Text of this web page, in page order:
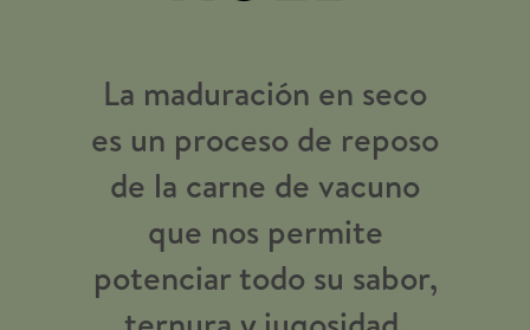
La maduración en seco
es un proceso de reposo
de la carne de vacuno
que nos permite
potenciar todo su sabor,